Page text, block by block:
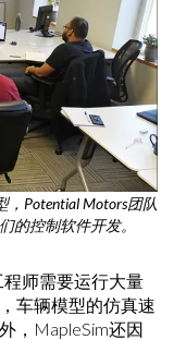
Potential Motors团队
的控制软件开发。
师需要运行大量
车辆模型的仿真速
，MapleSim还因